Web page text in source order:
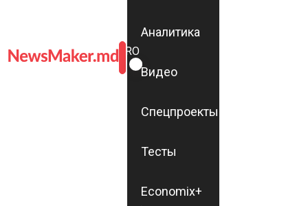
ROMÂNĂ
RU
Аналитика
Видео
Спецпроекты
Тесты
Economix+